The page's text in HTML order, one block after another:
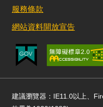
服務條款
網站資料開放宣告
建議瀏覽器：IE11.0以上、